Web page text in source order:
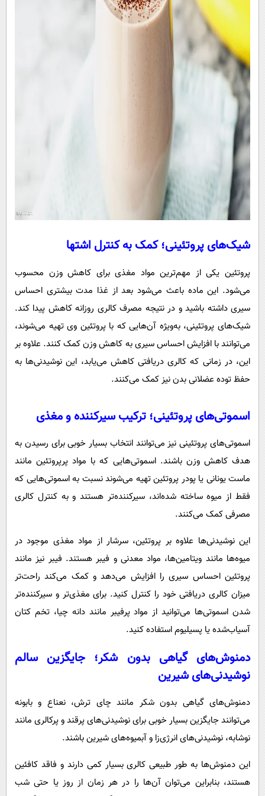
شیک‌های پروتئینی؛ کمک به کنترل اشتها
پروتئین یکی از مهم‌ترین مواد مغذی برای کاهش وزن محسوب
می‌شود. این ماده باعث می‌شود بعد از غذا مدت بیشتری احساس
سیری داشته باشید و در نتیجه مصرف کالری روزانه کاهش پیدا کند.
شیک‌های پروتئینی، به‌ویژه آن‌هایی که با پروتئین وی تهیه می‌شوند،
می‌توانند با افزایش احساس سیری به کاهش وزن کمک کنند. علاوه بر
این، در زمانی که کالری دریافتی کاهش می‌یابد، این نوشیدنی‌ها به
حفظ توده عضلانی بدن نیز کمک می‌کنند.
اسموتی‌های پروتئینی؛ ترکیب سیرکننده و مغذی
اسموتی‌های پروتئینی نیز می‌توانند انتخاب بسیار خوبی برای رسیدن به
هدف کاهش وزن باشند. اسموتی‌هایی که با مواد پرپروتئین مانند
ماست یونانی یا پودر پروتئین تهیه می‌شوند نسبت به اسموتی‌هایی که
فقط از میوه ساخته شده‌اند، سیرکننده‌تر هستند و به کنترل کالری
مصرفی کمک می‌کنند.
این نوشیدنی‌ها علاوه بر پروتئین، سرشار از مواد مغذی موجود در
میوه‌ها مانند ویتامین‌ها، مواد معدنی و فیبر هستند. فیبر نیز مانند
پروتئین احساس سیری را افزایش می‌دهد و کمک می‌کند راحت‌تر
میزان کالری دریافتی خود را کنترل کنید. برای مغذی‌تر و سیرکننده‌تر
شدن اسموتی‌ها می‌توانید از مواد پرفیبر مانند دانه چیا، تخم کتان
آسیاب‌شده یا پسیلیوم استفاده کنید.
دمنوش‌های گیاهی بدون شکر؛ جایگزین سالم
نوشیدنی‌های شیرین
دمنوش‌های گیاهی بدون شکر مانند چای ترش، نعناع و بابونه
می‌توانند جایگزین بسیار خوبی برای نوشیدنی‌های پرقند و پرکالری مانند
نوشابه، نوشیدنی‌های انرژی‌زا و آبمیوه‌های شیرین باشند.
این دمنوش‌ها به طور طبیعی کالری بسیار کمی دارند و فاقد کافئین
هستند، بنابراین می‌توان آن‌ها را در هر زمان از روز یا حتی شب